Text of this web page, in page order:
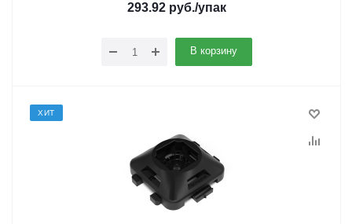
293.92 руб./упак
В корзину
ХИТ